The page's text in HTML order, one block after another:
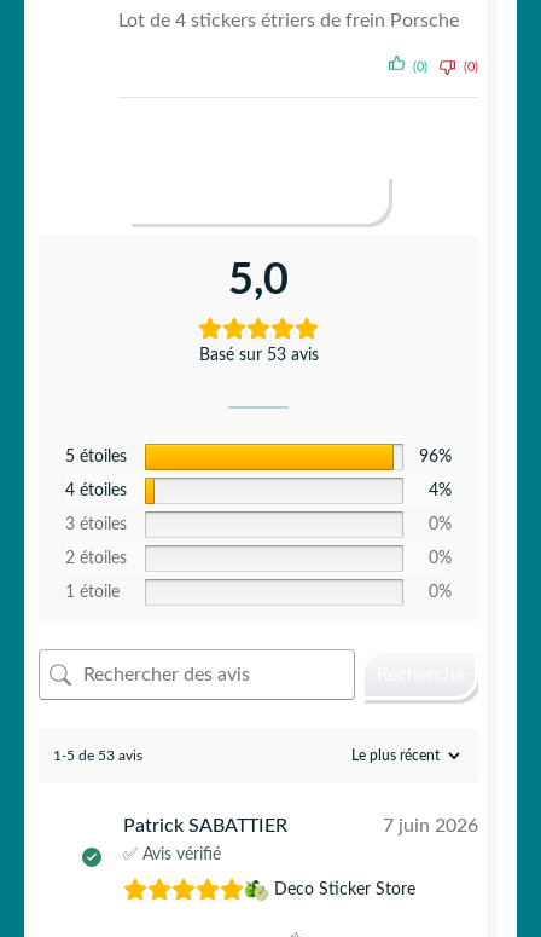
Lot de 4 stickers étriers de frein Porsche
(0) (0)
5,0
Basé sur 53 avis
5 étoiles
96%
4 étoiles
4%
3 étoiles
0%
2 étoiles
0%
1 étoile
0%
1-5 de 53 avis
Patrick SABATTIER
✅ Avis vérifié
7 juin 2026
Deco Sticker Store